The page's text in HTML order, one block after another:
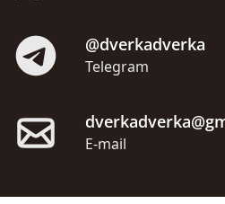
@dverkadverka
Telegram
E-mail